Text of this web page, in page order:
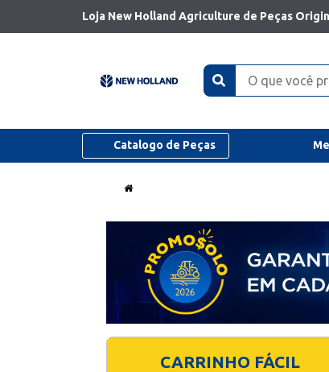
Loja New Holland Agriculture de Peças
Catalogo de Peças
CARRINHO FÁCIL